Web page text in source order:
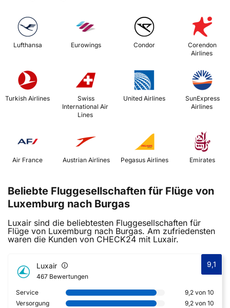
Lufthansa Eurowings Condor
Corendon
Airlines
Turkish Airlines
International Air
Lines
United Airlines
Airlines
Air France Austrian Airlines Emirates
Beliebte Fluggesellschaften für Flüge von
Luxemburg nach Burgas
Luxair sind die beliebtesten Fluggesellschaften für
Flüge von Luxemburg nach Burgas. Am zufriedensten
waren die Kunden von CHECK24 mit Luxair.
Luxair
467 Bewertungen
9,1
Service
9,2 von 10
Versorgung
9,2 von 10